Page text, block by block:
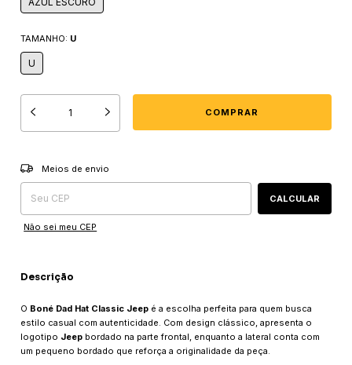
TAMANHO: U
U
Entregas para o CEP:
Meios de envio
CALCULAR
Não sei meu CEP
Descrição
O Boné Dad Hat Classic Jeep é a escolha perfeita para quem busca
estilo casual com autenticidade. Com design clássico, apresenta o
logotipo Jeep bordado na parte frontal, enquanto a lateral conta com
um pequeno bordado que reforça a originalidade da peça.